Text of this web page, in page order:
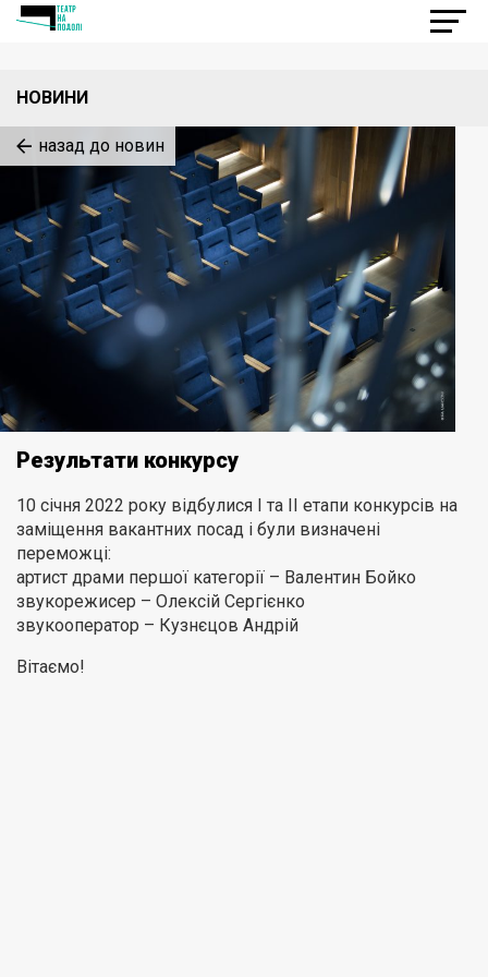
НОВИНИ
назад до новин
Результати конкурсу
10 січня 2022 року відбулися І та ІІ етапи конкурсів на
заміщення вакантних посад і були визначені
переможці:
артист драми першої категорії – Валентин Бойко
звукорежисер – Олексій Сергієнко
звукооператор – Кузнєцов Андрій
Вітаємо!